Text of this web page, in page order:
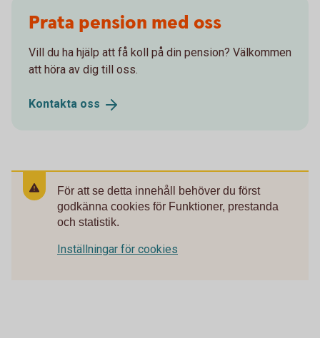
Prata pension med oss
Vill du ha hjälp att få koll på din pension? Välkommen
att höra av dig till oss.
Kontakta oss
För att se detta innehåll behöver du först
godkänna cookies för Funktioner, prestanda
och statistik.
Inställningar för cookies